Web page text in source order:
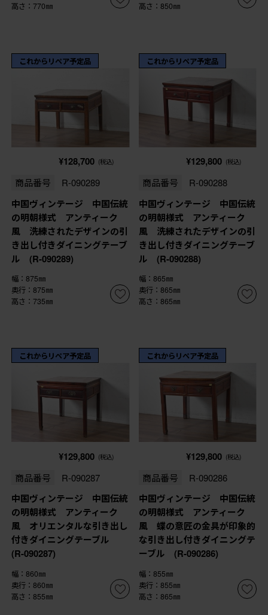
高さ：770㎜
高さ：850㎜
これからリペア予定品
¥128,700 (税込)
商品番号 R-090289
中国ヴィンテージ 中国伝統
の明朝様式 アンティーク
風 洗練されたデザインの引
き出し付きダイニングテーブ
ル (R-090289)
幅：875㎜
奥行：875㎜
高さ：735㎜
これからリペア予定品
¥129,800 (税込)
商品番号 R-090288
中国ヴィンテージ 中国伝統
の明朝様式 アンティーク
風 洗練されたデザインの引
き出し付きダイニングテーブ
ル (R-090288)
幅：865㎜
奥行：865㎜
高さ：865㎜
これからリペア予定品
¥129,800 (税込)
商品番号 R-090287
中国ヴィンテージ 中国伝統
の明朝様式 アンティーク
風 オリエンタルな引き出し
付きダイニングテーブル
(R-090287)
幅：860㎜
奥行：860㎜
高さ：855㎜
これからリペア予定品
¥129,800 (税込)
商品番号 R-090286
中国ヴィンテージ 中国伝統
の明朝様式 アンティーク
風 蝶の意匠の金具が印象的
な引き出し付きダイニングテ
ーブル (R-090286)
幅：855㎜
奥行：855㎜
高さ：865㎜